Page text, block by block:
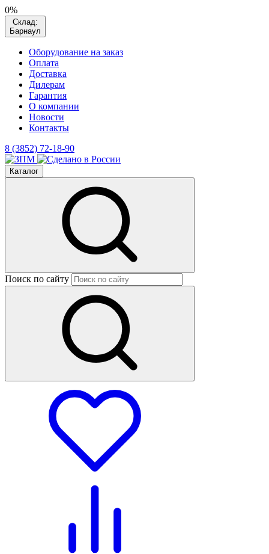
0%
Склад:
Барнаул
Оборудование на заказ
Оплата
Доставка
Дилерам
Гарантия
О компании
Новости
Контакты
8 (3852) 72-18-90
Каталог
Поиск по сайту